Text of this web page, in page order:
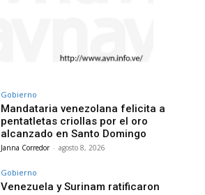
Gobierno
Mandataria venezolana felicita a
pentatletas criollas por el oro
alcanzado en Santo Domingo
Janna Corredor - agosto 8, 2026
Gobierno
Venezuela y Surinam ratificaron